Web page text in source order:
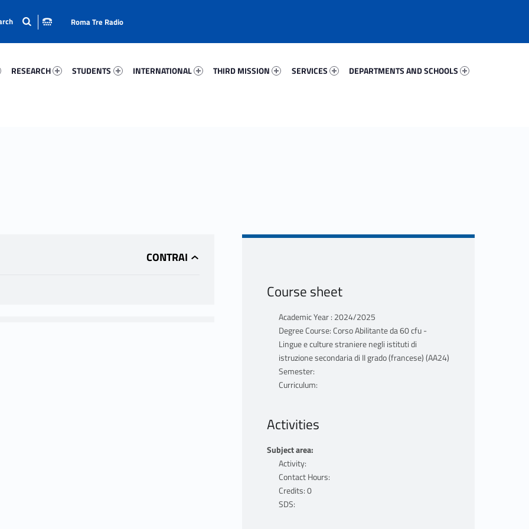
RESEARCH
STUDENTS
INTERNATIONAL
THIRD MISSION
SERVICES
DEPARTMENTS AND SCHOOLS
Roma Tre Radio
Course sheet
Academic Year : 2024/2025
Degree Course: Corso Abilitante da 60 cfu -
Lingue e culture straniere negli istituti di
istruzione secondaria di II grado (francese) (AA24)
Semester:
Curriculum:
Activities
Subject area:
Activity:
Contact Hours:
Credits: 0
SDS: